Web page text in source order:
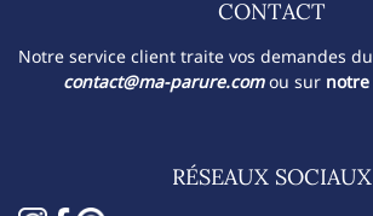
CONTACT​
Notre service client traite vos demandes
contact@ma-parure.comou sur
RÉSEAUX SOCIAUX